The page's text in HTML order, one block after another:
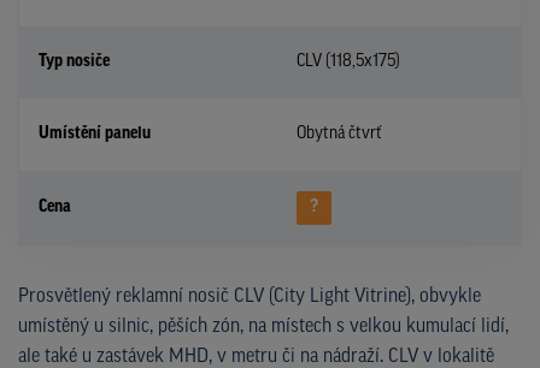
Typ nosiče CLV (118,5x175)
Umístění panelu Obytná čtvrť
Cena ?
Prosvětlený reklamní nosič CLV (City Light Vitrine), obvykle
umístěný u silnic, pěších zón, na místech s velkou kumulací lidí,
ale také u zastávek MHD, v metru či na nádraží. CLV v lokalitě